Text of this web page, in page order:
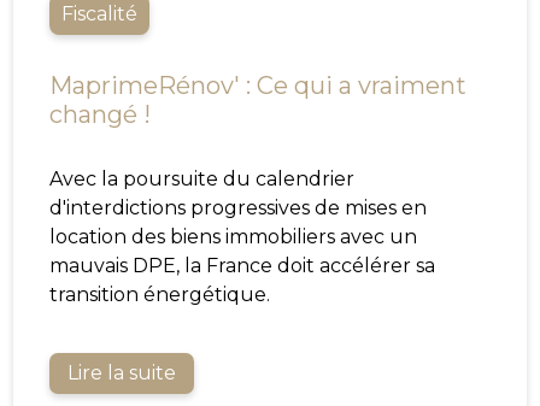
Fiscalité
MaprimeRénov' : Ce qui a vraiment
changé !
Avec la poursuite du calendrier
d'interdictions progressives de mises en
location des biens immobiliers avec un
mauvais DPE, la France doit accélérer sa
transition énergétique.
Lire la suite